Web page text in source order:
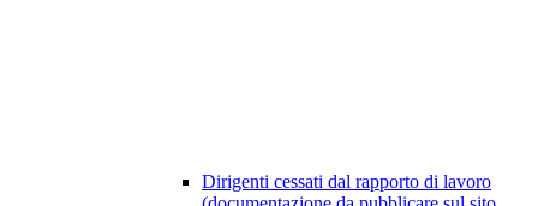
Dirigenti cessati dal rapporto di lavoro